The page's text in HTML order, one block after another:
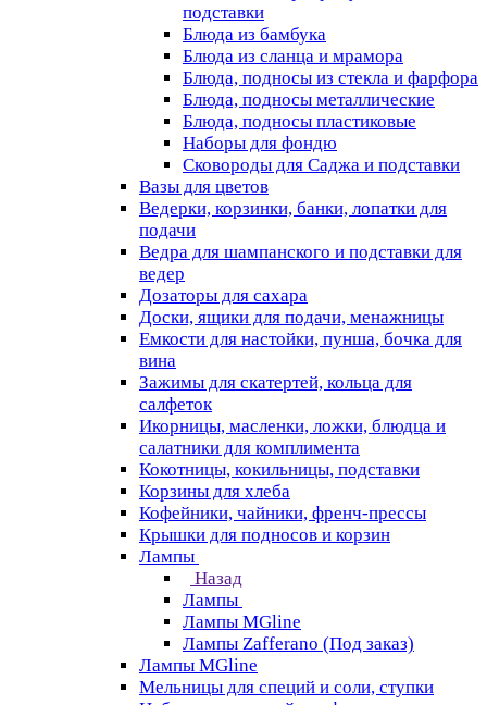
подставки
Блюда из бамбука
Блюда из сланца и мрамора
Блюда, подносы из стекла и фарфора
Блюда, подносы металлические
Блюда, подносы пластиковые
Наборы для фондю
Сковороды для Саджа и подставки
Вазы для цветов
Ведерки, корзинки, банки, лопатки для
подачи
Ведра для шампанского и подставки для
ведер
Дозаторы для сахара
Доски, ящики для подачи, менажницы
Емкости для настойки, пунша, бочка для
вина
Зажимы для скатертей, кольца для
салфеток
Икорницы, масленки, ложки, блюдца и
салатники для комплимента
Кокотницы, кокильницы, подставки
Корзины для хлеба
Кофейники, чайники, френч-прессы
Крышки для подносов и корзин
Лампы
Назад
Лампы
Лампы MGline
Лампы Zafferano (Под заказ)
Лампы MGline
Мельницы для специй и соли, ступки